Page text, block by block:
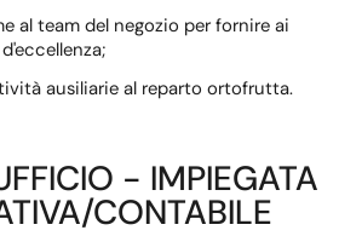
al team del negozio per fornire ai
ausiliarie al reparto ortofrutta.
- IMPIEGATA
CONTABILE